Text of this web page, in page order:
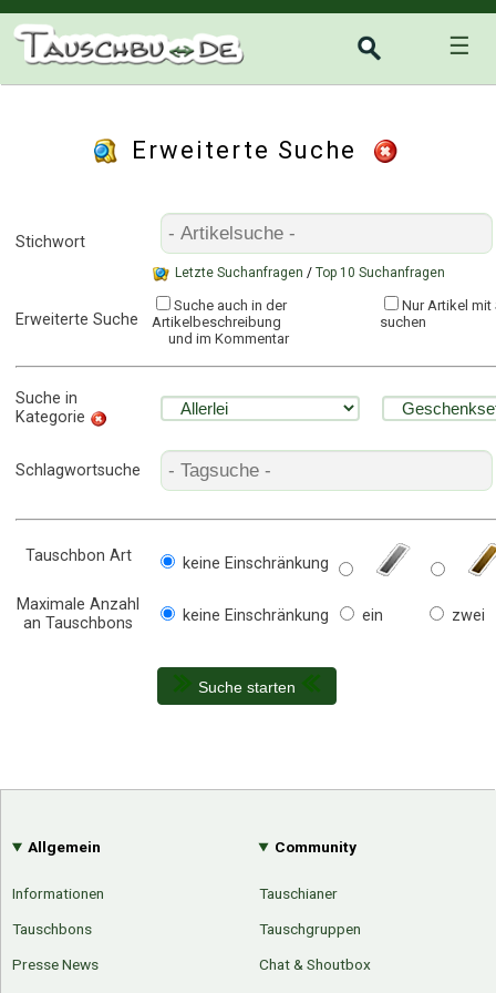
☰
Erweiterte Suche
Stichwort
Letzte Suchanfragen / Top 10 Suchanfragen
Erweiterte Suche
Suche auch in der
Artikelbeschreibung
und im Kommentar
Nur Artikel
suchen
Suche in
Kategorie
Schlagwortsuche
Tauschbon Art keine Einschränkung
Maximale Anzahl
an Tauschbons
keine Einschränkung ein zwei
Suche starten
Allgemein
Informationen
Tauschbons
Presse News
Community
Tauschianer
Tauschgruppen
Chat & Shoutbox